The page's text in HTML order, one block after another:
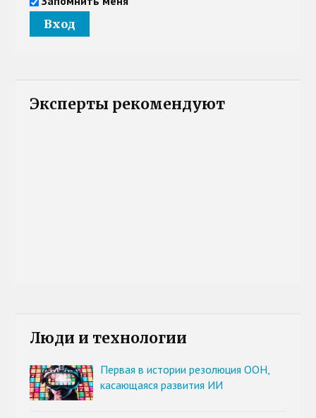
Эксперты рекомендуют
Люди и технологии
Первая в истории резолюция ООН,
касающаяся развития ИИ